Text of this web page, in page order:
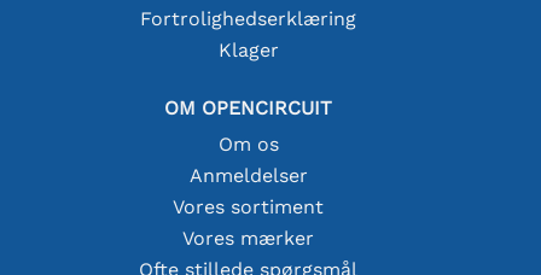
Fortrolighedserklæring
Klager
OM OPENCIRCUIT
Om os
Anmeldelser
Vores sortiment
Vores mærker
Ofte stillede spørgsmål